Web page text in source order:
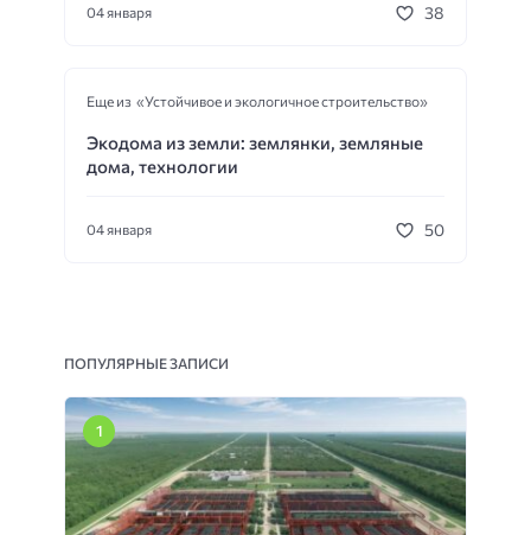
04 января 38
Еще из «Устойчивое и экологичное строительство»
Экодома из земли: землянки, земляные
дома, технологии
04 января 50
ПОПУЛЯРНЫЕ ЗАПИСИ